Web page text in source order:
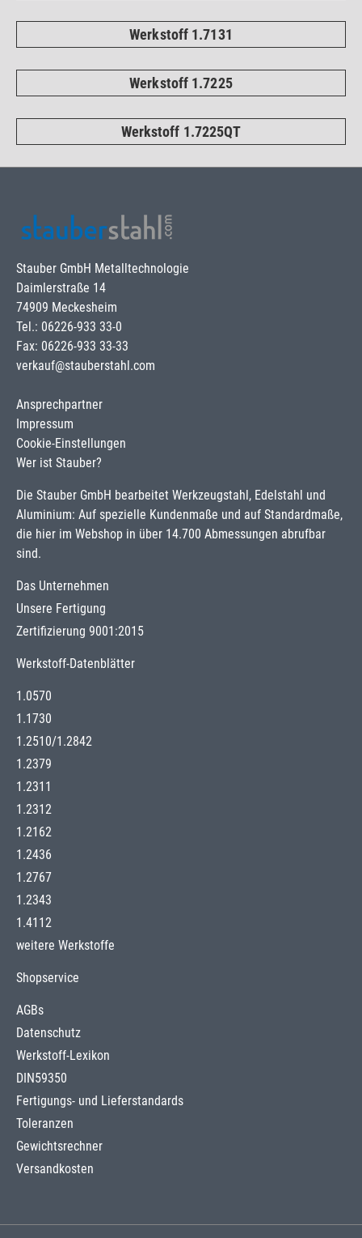
Werkstoff 1.7131
Werkstoff 1.7225
Werkstoff 1.7225QT
Stauber GmbH Metalltechnologie
Daimlerstraße 14
74909 Meckesheim
Tel.: 06226-933 33-0
Fax: 06226-933 33-33
verkauf@stauberstahl.com
Ansprechpartner
Impressum
Cookie-Einstellungen
Wer ist Stauber?
Die Stauber GmbH bearbeitet Werkzeugstahl, Edelstahl und
Aluminium: Auf spezielle Kundenmaße und auf Standardmaße,
die hier im Webshop in über 14.700 Abmessungen abrufbar
sind.
Das Unternehmen
Unsere Fertigung
Zertifizierung 9001:2015
Werkstoff-Datenblätter
1.0570
1.1730
1.2510/1.2842
1.2379
1.2311
1.2312
1.2162
1.2436
1.2767
1.2343
1.4112
weitere Werkstoffe
Shopservice
AGBs
Datenschutz
Werkstoff-Lexikon
DIN59350
Fertigungs- und Lieferstandards
Toleranzen
Gewichtsrechner
Versandkosten